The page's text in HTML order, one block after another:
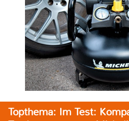
Topthema: Im Test: